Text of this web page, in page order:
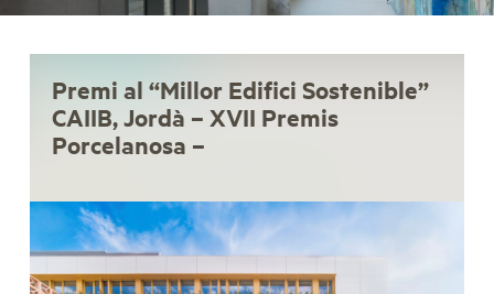
Premi al “Millor Edifici Sostenible”
CAIIB, Jordà – XVII Premis
Porcelanosa –